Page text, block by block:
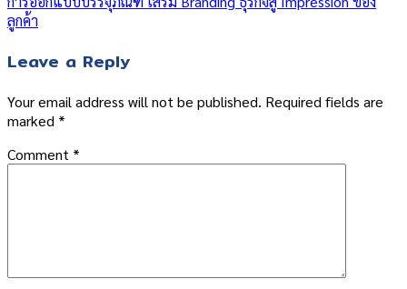
ลูกค้า
Leave a Reply
Your email address will not be published. Required fields are
marked *
Comment *